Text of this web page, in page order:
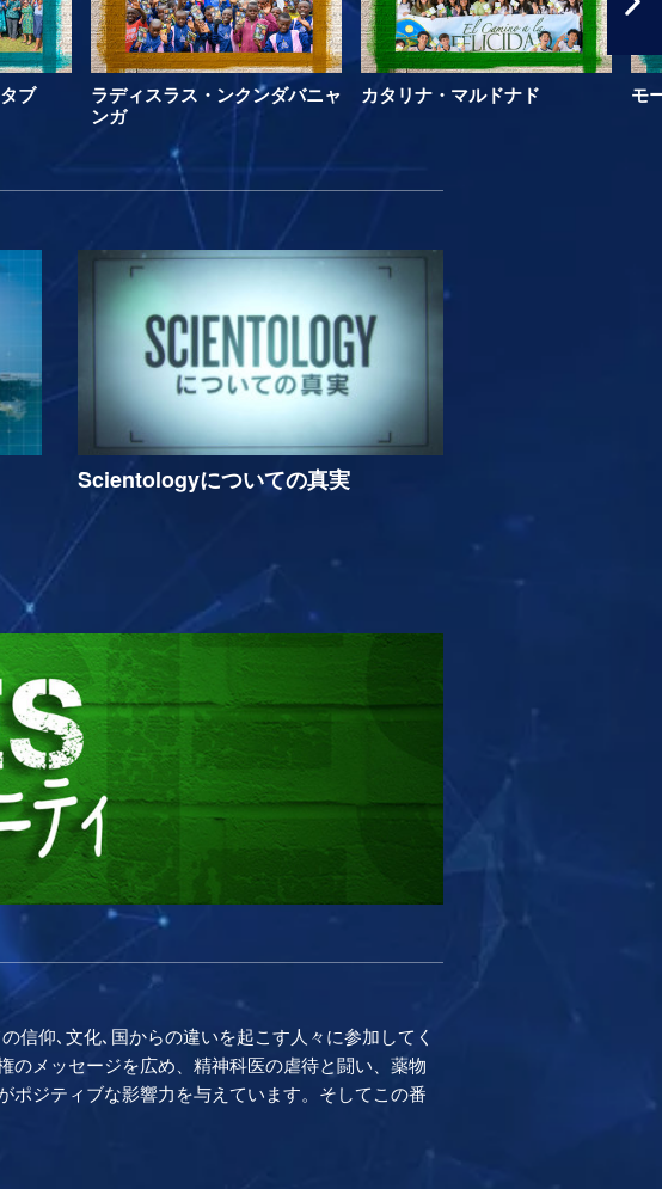
ブ
ラディスラス・ンクンダバニャ
ンガ
カタリナ・マルドナド モ
Scientologyについての真実
信仰､文化､国からの違いを起こす人々に参加してく
メッセージを広め、精神科医の虐待と闘い、薬物
ジティブな影響力を与えています。そしてこの番